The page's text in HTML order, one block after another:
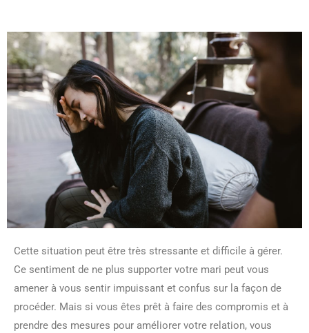
Cette situation peut être très stressante et difficile à gérer.
Ce sentiment de ne plus supporter votre mari peut vous
amener à vous sentir impuissant et confus sur la façon de
procéder. Mais si vous êtes prêt à faire des compromis et à
prendre des mesures pour améliorer votre relation, vous